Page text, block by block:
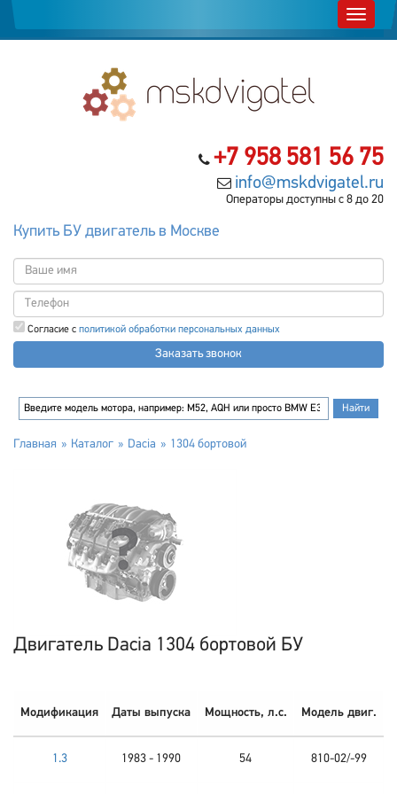
+7 958 581 56 75
info@mskdvigatel.ru
Операторы доступны с 8 до 20
Купить БУ двигатель в Москве
Согласие с политикой обработки персональных данных
Заказать звонок
Главная Каталог Dacia 1304 бортовой
Двигатель Dacia 1304 бортовой БУ
Модификация Даты выпуска Мощность, л.с. Модель двиг.
1.3 1983 - 1990 54 810-02/-99